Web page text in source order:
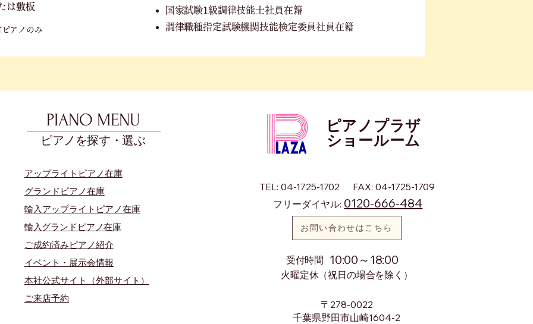
は敷板
アノのみ
国家試験1級調律技能士社員在籍
調律職種指定試験機関技能検定委員社員在籍
PIANO MENU
ピアノを探す・選ぶ
アップライトピアノ在庫
グランドピアノ在庫
輸入アップライトピアノ在庫
​輸入グランドピアノ在庫
​ご成約済みピアノ紹介
イベント・展示会情報
本社公式サイト（外部サイト）
​ご来店予約
ピアノプラザ
​ショールーム
TEL: 04-1725-1702
FAX: 04-1725-1709
フリーダイヤル: 0120-666-484
お問い合わせはこちら
​受付時間 10:00～18:00
火曜定休（祝日の場合を除く）
〒278-0022
千葉県野田市山崎1604-2